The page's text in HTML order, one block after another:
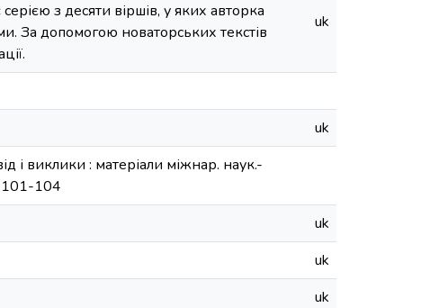
з десяти віршів, у яких авторка
За допомогою новаторських текстів
uk
uk
і виклики : матеріали міжнар. наук.-
101-104
uk
uk
uk